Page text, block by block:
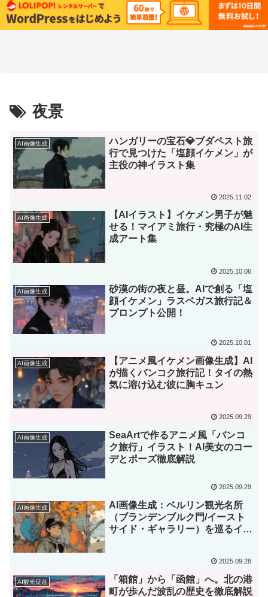
夜景
AI画像生成
ハンガリーの宝石💎ブダペスト旅
行で見つけた「塩顔イケメン」が
主役の神イラスト集
2025.11.02
AI画像生成
【AIイラスト】イケメン男子が魅
せる！マイアミ旅行・究極のAI生
成アート集
2025.10.06
AI画像生成
砂漠の街の夜と昼。AIで創る「塩
顔イケメン」ラスベガス旅行記＆
プロンプト公開！
2025.10.01
AI画像生成
【アニメ風イケメン画像生成】AI
が描くバンコク旅行記！タイの熱
気に溶け込む彼に胸キュン
2025.09.29
AI画像生成
SeaArtで作るアニメ風「バンコ
ク旅行」イラスト！AI美女のコー
デとポーズ徹底解説
2025.09.29
AI画像生成
AI画像生成：ベルリン観光名所
（ブランデンブルク門/イースト
サイド・ギャラリー）を巡るイケ
2025.09.28
AI観光促進
「箱館」から「函館」へ。北の港
町が歩んだ波乱の歴史を徹底解説